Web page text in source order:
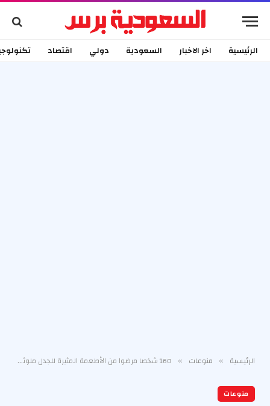
الرئيسية اخر الاخبار السعودية دولي اقتصاد
الرئيسية » منوعات » 160 شخصا مرضوا من الأطعمة المثيرة للجدل ملوثة بالسالمونيلا: تقرير
منوعات